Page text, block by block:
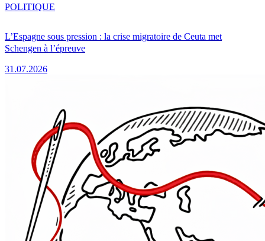
L’Espagne sous pression : la crise migratoire de Ceuta met
Schengen à l’épreuve
31.07.2026
POLITIQUE